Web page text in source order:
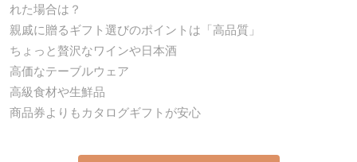
れた場合は？
親戚に贈るギフト選びのポイントは「高品質」
ちょっと贅沢なワインや日本酒
高価なテーブルウェア
高級食材や生鮮品
商品券よりもカタログギフトが安心